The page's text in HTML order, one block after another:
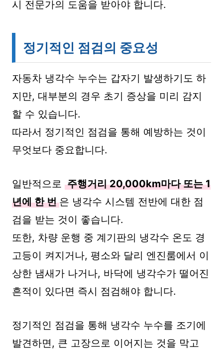
시 전문가의 도움을 받아야 합니다.
정기적인 점검의 중요성
자동차 냉각수 누수는 갑자기 발생하기도 하
지만, 대부분의 경우 초기 증상을 미리 감지
할 수 있습니다.
따라서 정기적인 점검을 통해 예방하는 것이
무엇보다 중요합니다.
일반적으로 주행거리 20,000km마다 또는 1
년에 한 번 은 냉각수 시스템 전반에 대한 점
검을 받는 것이 좋습니다.
또한, 차량 운행 중 계기판의 냉각수 온도 경
고등이 켜지거나, 평소와 달리 엔진룸에서 이
상한 냄새가 나거나, 바닥에 냉각수가 떨어진
흔적이 있다면 즉시 점검해야 합니다.
정기적인 점검을 통해 냉각수 누수를 조기에
발견하면, 큰 고장으로 이어지는 것을 막고